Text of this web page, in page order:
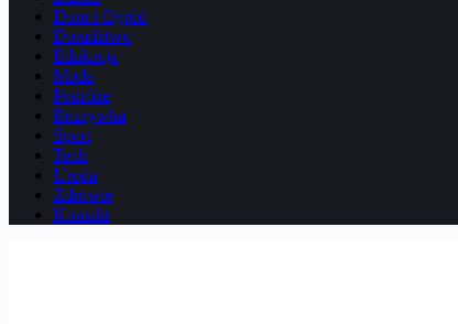
Dom i Ogród
Doradztwo
Edukacja
Moda
Podróże
Rozrywka
Sport
Tech
Uroda
Zdrowie
Kontakt